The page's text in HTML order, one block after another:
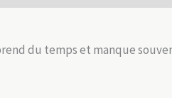
3
sol
du temps et manque